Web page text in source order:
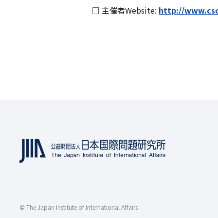
□ 主催者Website: http://
© The Japan Institute of International Affairs